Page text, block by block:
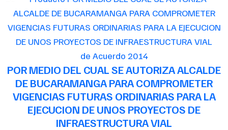
de Acuerdo 2014
POR MEDIO DEL CUAL SE AUTORIZA ALCALDE
DE BUCARAMANGA PARA COMPROMETER
VIGENCIAS FUTURAS ORDINARIAS PARA LA
EJECUCION DE UNOS PROYECTOS DE
INFRAESTRUCTURA VIAL